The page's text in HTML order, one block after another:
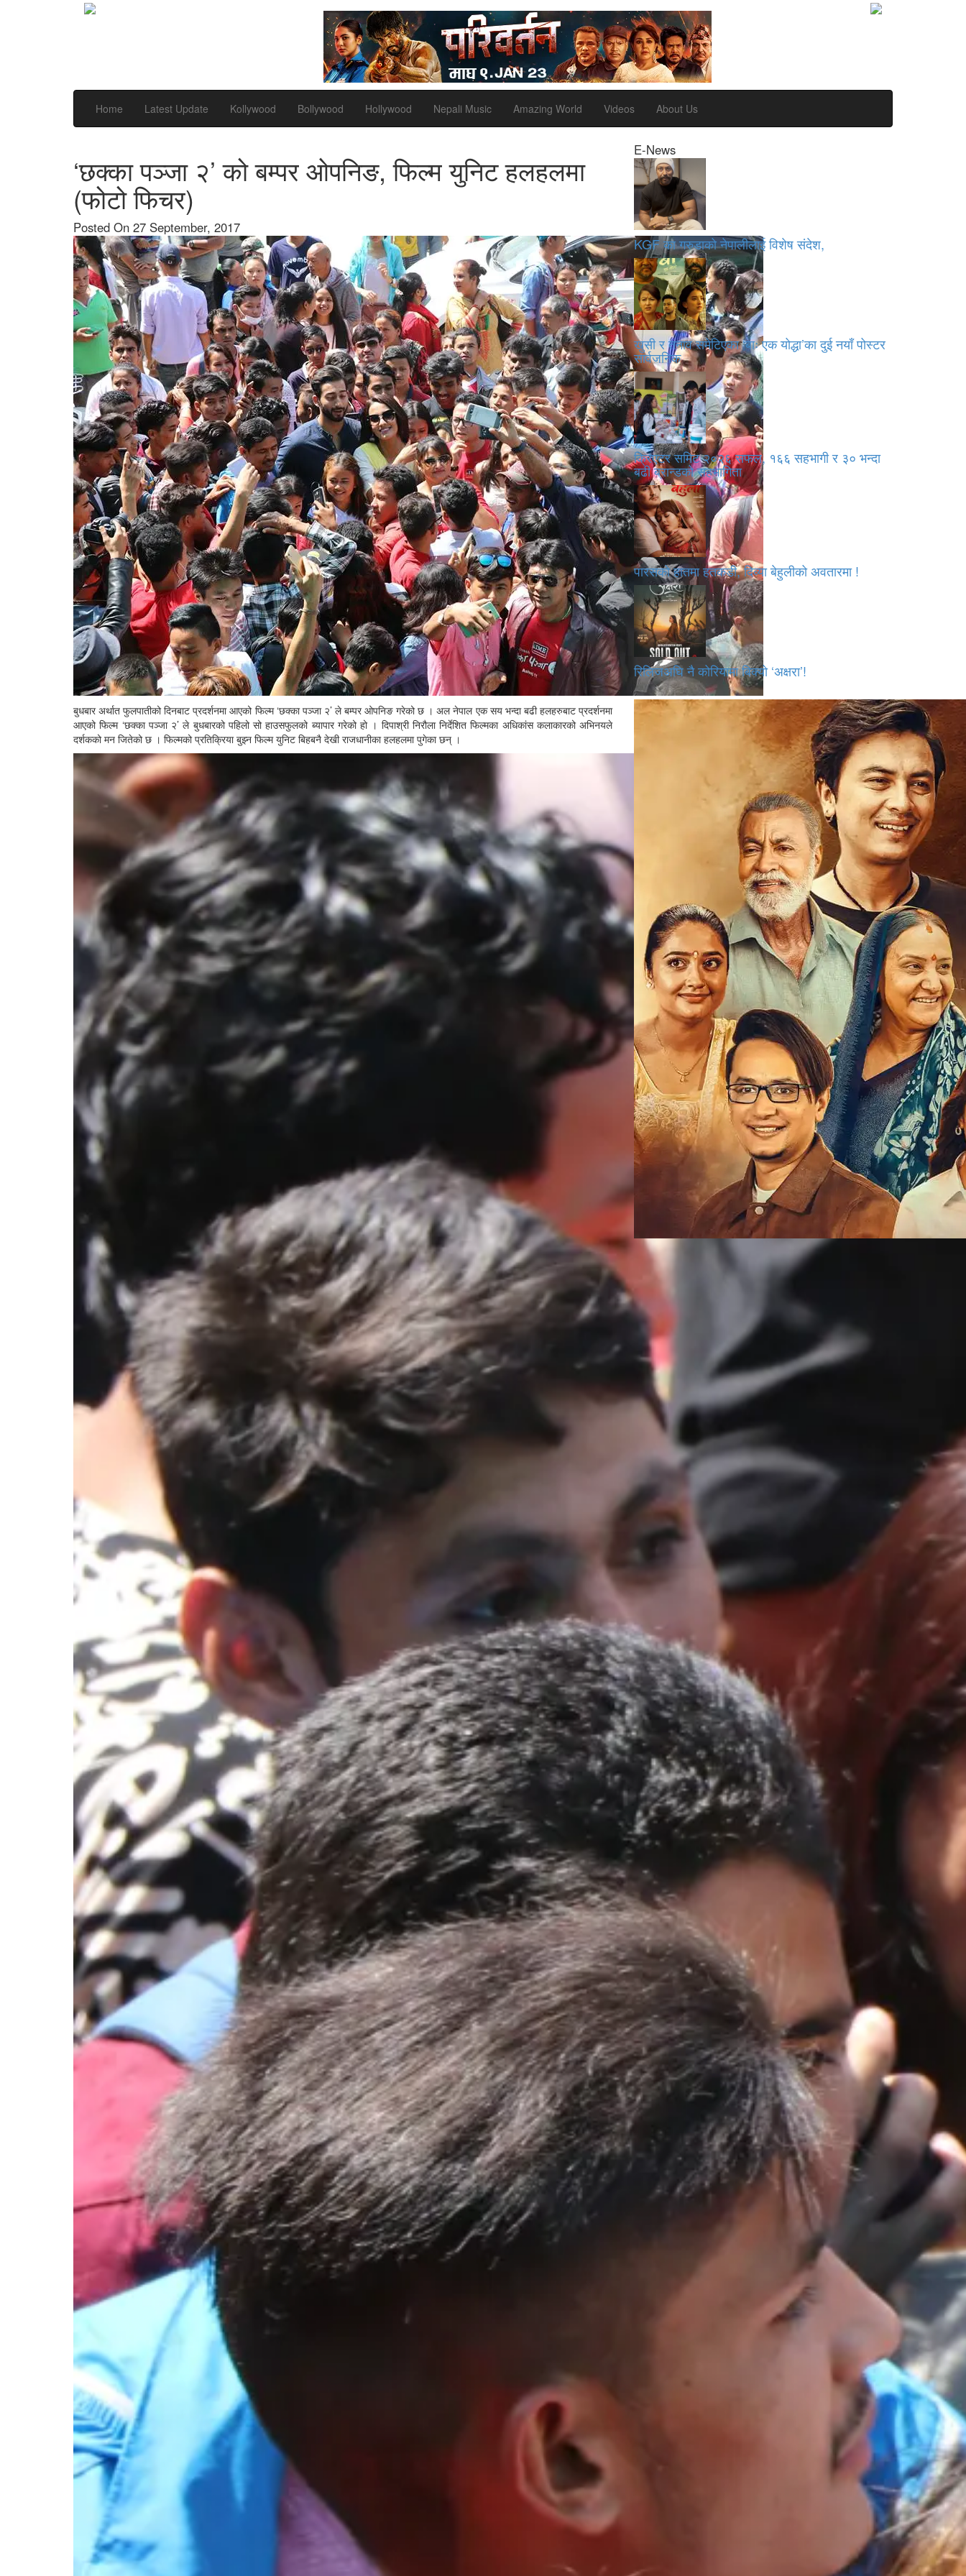
Home Latest Update Kollywood Bollywood Hollywood Nepali Music Amazing World Videos About Us
‘छक्का पञ्जा २’ को बम्पर ओपनिङ, फिल्म युनिट हलहलमा
(फोटो फिचर)
Posted On 27 September, 2017
बुधबार अर्थात फुलपातीको दिनबाट प्रदर्शनमा आएको फिल्म ‘छक्का पञ्जा २’ ले बम्पर ओपनिङ गरेको छ । अल नेपाल एक सय भन्दा बढी हलहरुबाट प्रदर्शनमा
आएको फिल्म ‘छक्का पञ्जा २’ ले बुधबारको पहिलो सो हाउसफुलको ब्यापार गरेको हो । दिपाश्री निरौला निर्देशित फिल्मका अधिकांस कलाकारको अभिनयले
दर्शकको मन जितेको छ । फिल्मको प्रतिक्रिया बुझ्न फिल्म युनिट बिहबनै देखी राजधानीका हलहलमा पुगेका छन् ।
E-News
KGF का गरुडाको नेपालीलाई विशेष संदेश,
खुसी र तनाव समेटिएका ‘बाः एक योद्धा’का दुई नयाँ पोस्टर
सार्वजनिक
क्रिएटर समिट २०२६ सफल, १६६ सहभागी र ३० भन्दा
बढी ब्रान्डको सहभागिता
पारसको हातमा हतकडी, दिव्या बेहुलीको अवतारमा !
रिलिजअघि नै कोरियामा बिक्यो ‘अक्षरा’!